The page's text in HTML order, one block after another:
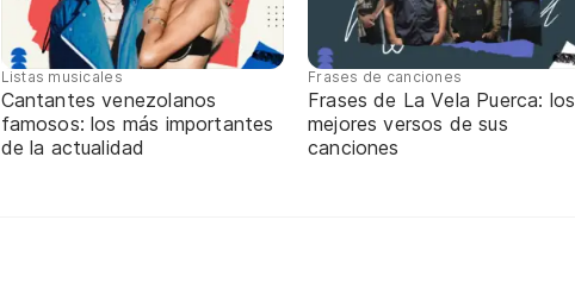
Listas musicales
Cantantes venezolanos
famosos: los más importantes
de la actualidad
Frases de canciones
Frases de La Vela Puerca: los
mejores versos de sus
canciones